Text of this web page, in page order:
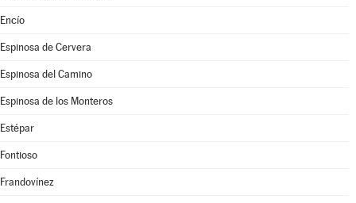
Encío
Espinosa de Cervera
Espinosa del Camino
Espinosa de los Monteros
Estépar
Fontioso
Frandovínez